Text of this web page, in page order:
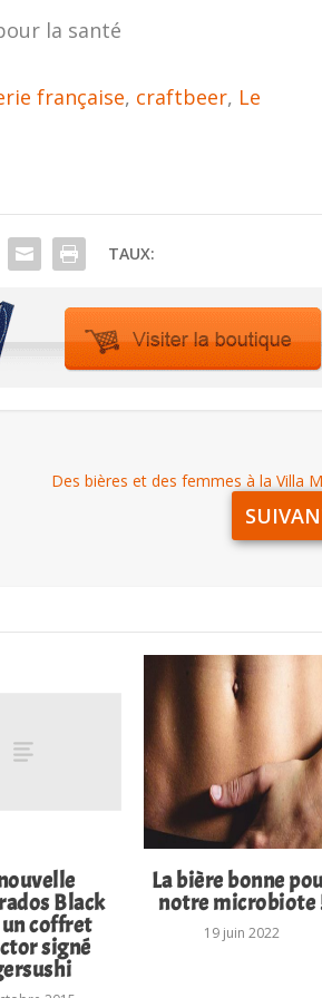
la santé
française, craftbeer, Le
TAUX:
Des bières et des femmes à la Villa
Black
coffret
signé
La bière bonne
notre microbiote
19 juin 2022